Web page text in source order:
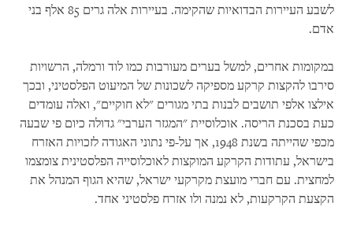
לשבע העיירות הבדואיות שהקימה. בעיירות אלה גרים 85 אלף בני
אדם.
במקומות אחרים, למשל בערים מעורבות כמו לוד ורמלה, הרשויות
סירבו להקצות קרקע מספיקה לשכונות של המיעוט הפלסטיני, ובכך
אילצו אלפי תושבים לבנות בתי מגורים "לא חוקיים", ואלה עומדים
כעת בסכנת הריסה. אוכלוסיית "המגזר הערבי" גדולה כיום פי שבעה
מכפי שהייתה בשנת 1948, אך על-פי נתוני האגודה לזכויות האזרח
בישראל, עתודות הקרקע המוקצות לאוכלוסייה הפלסטינית צומצמו
למחצית. עם חברי מועצת מקרקעי ישראל, שהיא הגוף המנהל את
הקצעת הקרקעות, לא נמנה ולו אזרח פלסטיני אחד.